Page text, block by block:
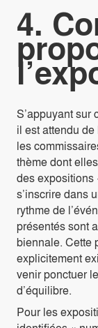
4.
S’appuyant sur
il est attendu
les
thème dont
des expositions
s’inscrire dans
rythme de
présentés sont
biennale. Cette
explicitement
venir ponctuer
d’équilibre.
Pour les